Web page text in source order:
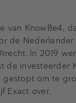
van KnowBe4,
de Nederlander
In 2019
de investeerder
om te
Exact over.